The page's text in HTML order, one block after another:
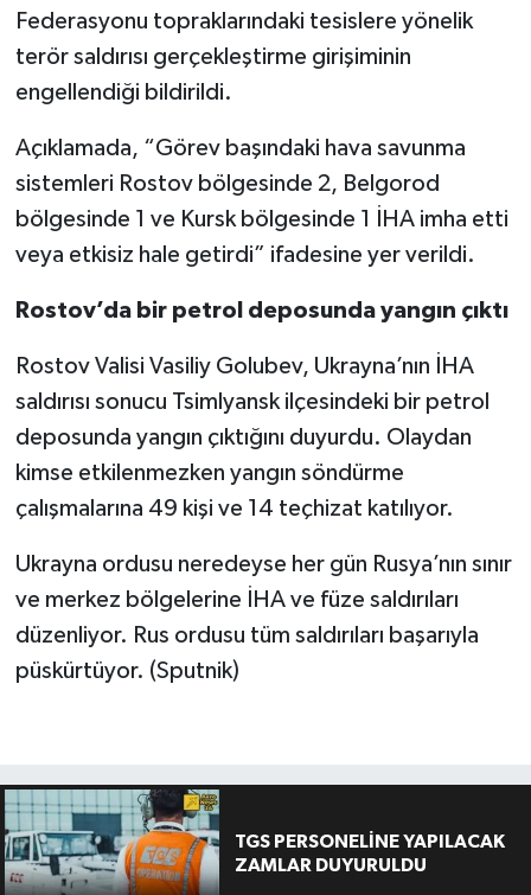
Federasyonu topraklarındaki tesislere yönelik
terör saldırısı gerçekleştirme girişiminin
engellendiği bildirildi.
Açıklamada, “Görev başındaki hava savunma
sistemleri Rostov bölgesinde 2, Belgorod
bölgesinde 1 ve Kursk bölgesinde 1 İHA imha etti
veya etkisiz hale getirdi” ifadesine yer verildi.
Rostov’da bir petrol deposunda yangın çıktı
Rostov Valisi Vasiliy Golubev, Ukrayna’nın İHA
saldırısı sonucu Tsimlyansk ilçesindeki bir petrol
deposunda yangın çıktığını duyurdu. Olaydan
kimse etkilenmezken yangın söndürme
çalışmalarına 49 kişi ve 14 teçhizat katılıyor.
Ukrayna ordusu neredeyse her gün Rusya’nın sınır
ve merkez bölgelerine İHA ve füze saldırıları
düzenliyor. Rus ordusu tüm saldırıları başarıyla
püskürtüyor. (Sputnik)
TGS PERSONELİNE YAPILACAK
ZAMLAR DUYURULDU